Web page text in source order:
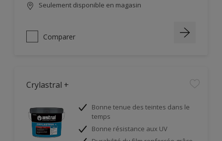
Seulement disponible en magasin
Comparer
Crylastral +
Bonne tenue des teintes dans le
temps
Bonne résistance aux UV